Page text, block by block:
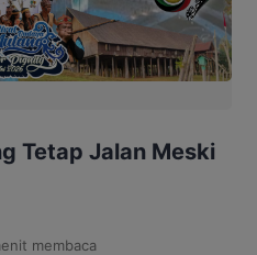
Tetap Jalan Meski
membaca